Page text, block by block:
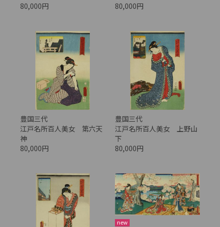
80,000円
80,000円
豊国三代
江戸名所百人美女 第六天
神
80,000円
豊国三代
江戸名所百人美女 上野山
下
80,000円
new